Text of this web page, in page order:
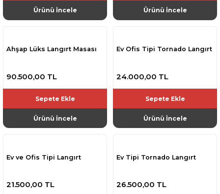
Ürünü İncele Ürünü İncele
Ahşap Lüks Langırt Masası
90.500,00 TL
Sepete Ekle
Ürünü İncele
Ev Ofis Tipi Tornado Langırt
24.000,00 TL
Sepete Ekle
Ürünü İncele
Ev ve Ofis Tipi Langırt
21.500,00 TL
Ev Tipi Tornado Langırt
26.500,00 TL